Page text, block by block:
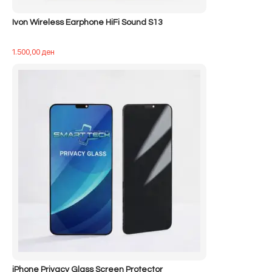
Ivon Wireless Earphone HiFi Sound S13
1.500,00ден
iPhone Privacy Glass Screen Protector